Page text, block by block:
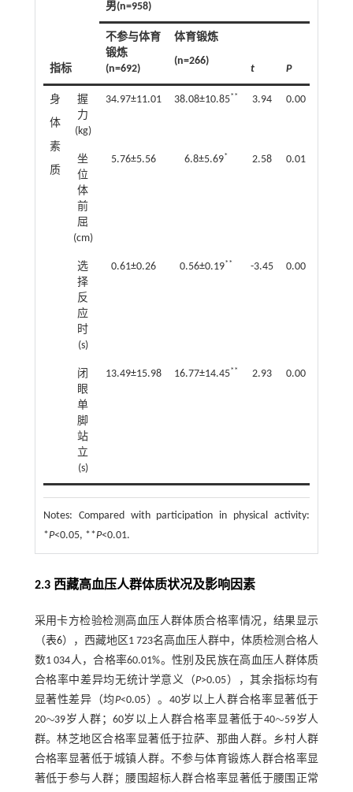
指标
男(n=958)
不参与体育
锻炼
(n=692)
体育锻炼
(n=266)
t P
身
体
素
质
握
力
(kg)
34.97±11.01 38.08±10.85** 3.94 0.00
坐
位
体
前
屈
(cm)
5.76±5.56 6.8±5.69* 2.58 0.01
选
择
反
应
时
(s)
0.61±0.26 0.56±0.19** -3.45 0.00
闭
眼
单
脚
站
立
(s)
13.49±15.98 16.77±14.45** 2.93 0.00
Notes: Compared with participation in physical activity:
*P<0.05, **P<0.01.
2.3 西藏高血压人群体质状况及影响因素
采用卡方检验检测高血压人群体质合格率情况，结果显示
（表6），西藏地区1 723名高血压人群中，体质检测合格人
数1 034人，合格率60.01%。性别及民族在高血压人群体质
合格率中差异均无统计学意义（P>0.05），其余指标均有
显著性差异（均P<0.05）。40岁以上人群合格率显著低于
20∼
∼39岁人群；60岁以上人群合格率显著低于40∼
∼59岁人
群。林芝地区合格率显著低于拉萨、那曲人群。乡村人群
合格率显著低于城镇人群。不参与体育锻炼人群合格率显
著低于参与人群；腰围超标人群合格率显著低于腰围正常